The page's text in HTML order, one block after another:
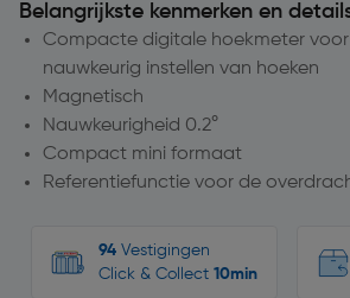
Belangrijkste kenmerken en
Compacte digitale hoekmeter voor
nauwkeurig instellen van hoeken
Magnetisch
Nauwkeurigheid 0.2°
Compact mini formaat
Referentiefunctie voor de
94 Vestigingen
Click & Collect 10min